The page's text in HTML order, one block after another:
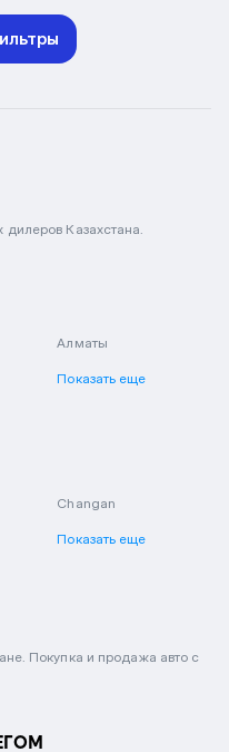
Казахстана.
Алматы
Показать еще
Changan
Показать еще
Покупка и продажа авто с